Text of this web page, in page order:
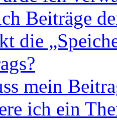
Beiträge
die
mein
ich ein